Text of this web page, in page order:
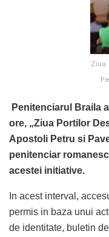
Ziua
Penitenciarul Braila
ore, „Ziua Portilor
Apostoli Petru si
penitenciar
acestei initiative.
In acest interval,
permis in baza unui
de identitate, buletin